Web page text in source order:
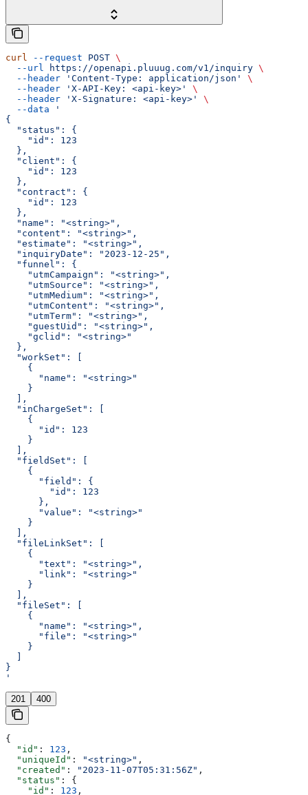
curl --request POST \
  --url
https://openapi.pluuug.com/v1/inquiry \
  --header
'Content-Type: application/json'
\
  --header
'X-API-Key: <api-key>'
\
  --header
'X-Signature: <api-key>'
\
  --data
'
{
  "status": {
    "id": 123
  },
  "client": {
    "id": 123
  },
  "contract": {
    "id": 123
  },
  "name": "<string>",
  "content": "<string>",
  "estimate": "<string>",
  "inquiryDate": "2023-12-25",
  "funnel": {
    "utmCampaign": "<string>",
    "utmSource": "<string>",
    "utmMedium": "<string>",
    "utmContent": "<string>",
    "utmTerm": "<string>",
    "guestUid": "<string>",
    "gclid": "<string>"
  },
  "workSet": [
    {
      "name": "<string>"
    }
  ],
  "inChargeSet": [
    {
      "id": 123
    }
  ],
  "fieldSet": [
    {
      "field": {
        "id": 123
      },
      "value": "<string>"
    }
  ],
  "fileLinkSet": [
    {
      "text": "<string>",
      "link": "<string>"
    }
  ],
  "fileSet": [
    {
      "name": "<string>",
      "file": "<string>"
    }
}
'
201 400
{
  "id"
: 123 ,
  "uniqueId"
: "<string>" ,
  "created"
: "2023-11-07T05:31:56Z" ,
  "status"
: {
    "id"
: 123 ,